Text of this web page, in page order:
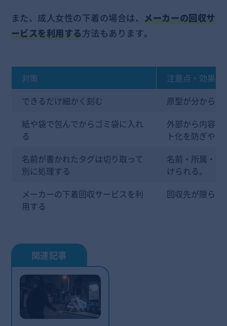
また、成人女性の下着の場合は、 メーカーの回収サ
ービスを利用する方法もあります。
対策
注意点・効果
できるだけ細かく刻む
原型が分から
紙や袋で包んでからゴミ袋に入れ
る
外部から内容
ト化を防ぎやす
名前が書かれたタグは切り取って
別に処理する
名前・所属・
けられる。
メーカーの下着回収サービスを利
用する
回収先が限られ